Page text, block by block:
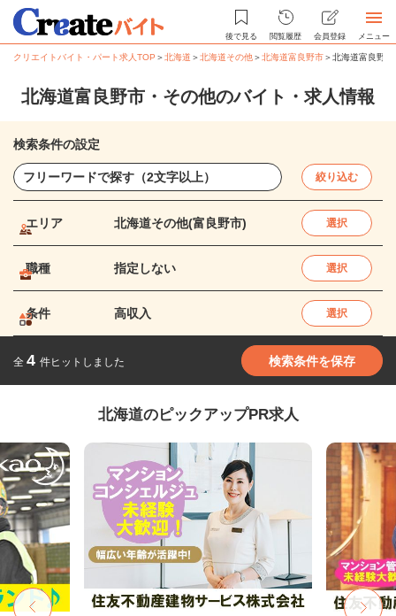
後で見る 閲覧履歴 会員登録 メニュー
クリエイトバイト・パート求人TOP ＞北海道 ＞北海道その他＞北海道富良野市＞北海道富良野
北海道富良野市・その他のバイト・求人情報
検索条件の設定
絞り込む
エリア 北海道その他(富良野市) 選択
職種 指定しない 選択
条件 高収入 選択
全 4 件ヒットしました 検索条件を保存
北海道のピックアップPR求人